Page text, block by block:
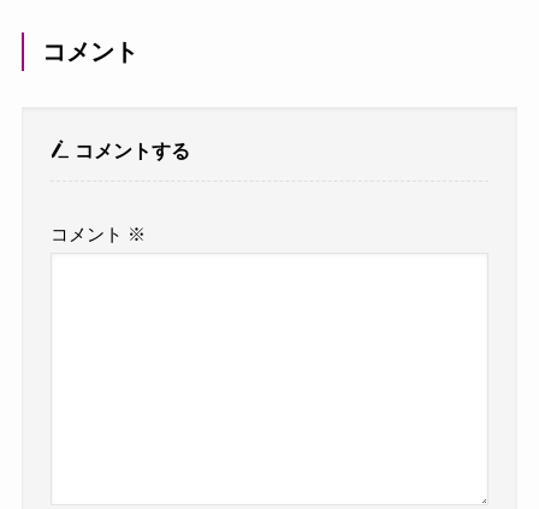
コメント
コメントする
コメント ※